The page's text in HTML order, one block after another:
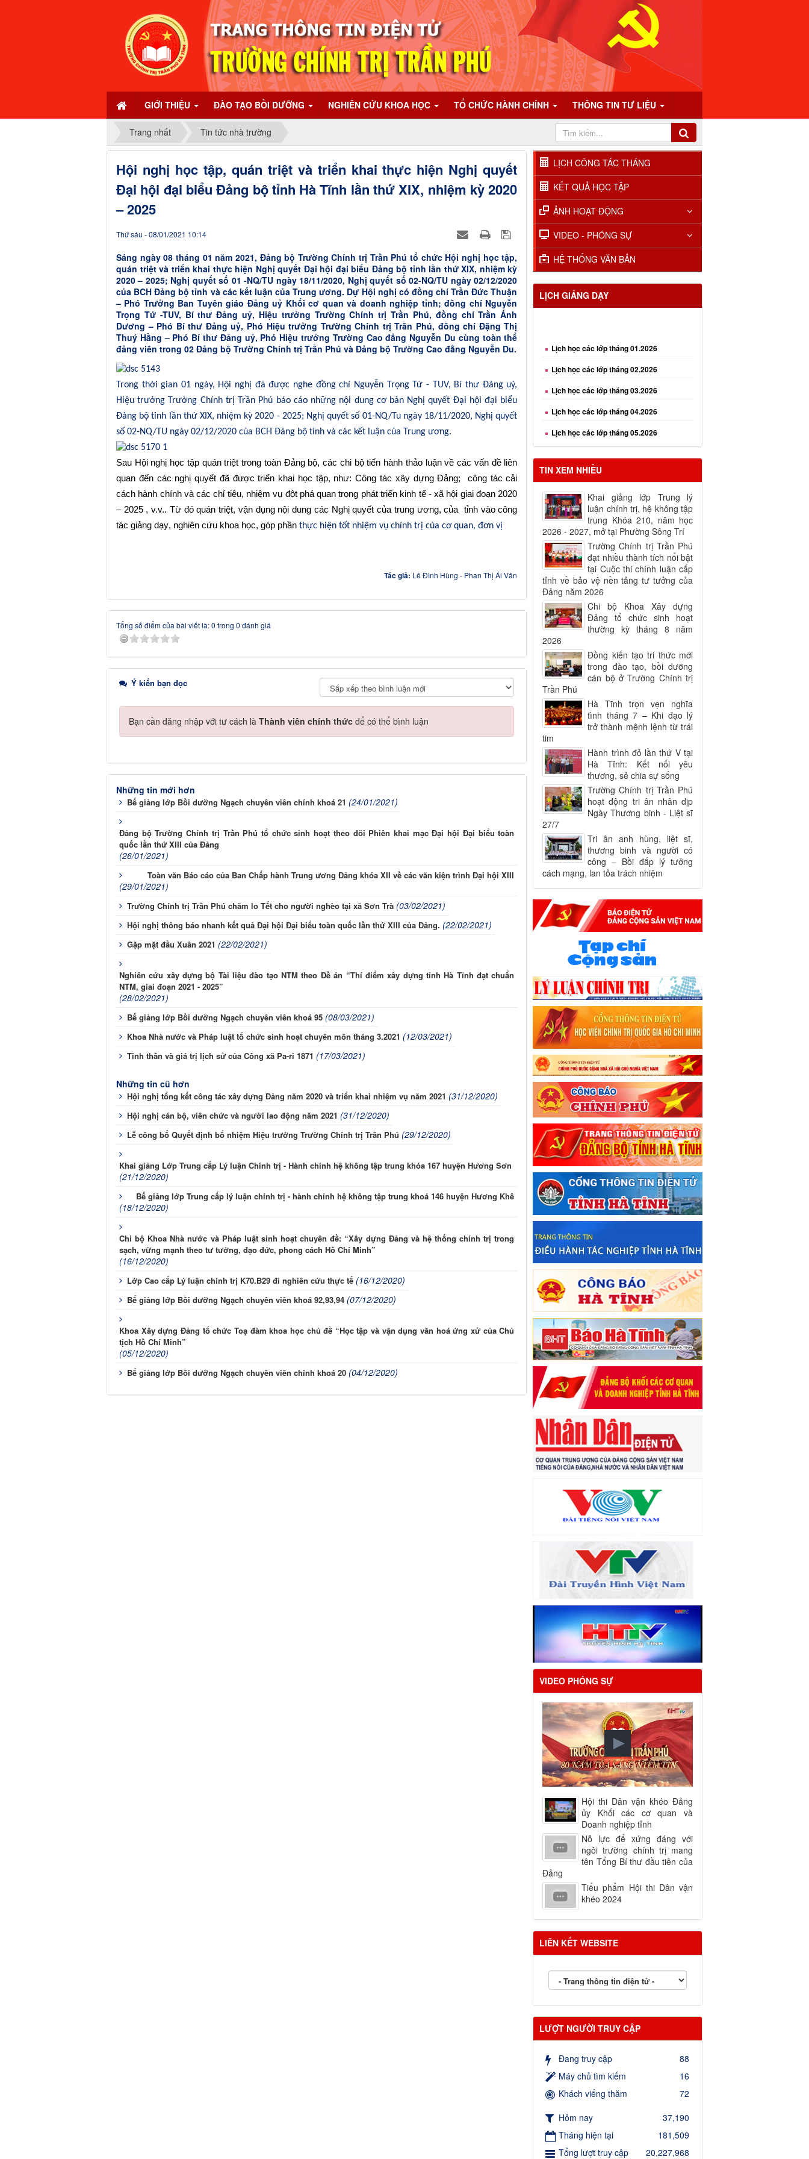
GIỚI THIỆU ĐÀO TẠO BỒI DƯỠNG NGHIÊN CỨU KHOA HỌC TỔ CHỨC HÀNH CHÍNH THÔNG TIN TƯ LIỆU
Trang nhất Tin tức nhà trường
Hội nghị học tập, quán triệt và triển khai thực hiện Nghị quyết
Đại hội đại biểu Đảng bộ tỉnh Hà Tĩnh lần thứ XIX, nhiệm kỳ 2020
– 2025
Thứ sáu - 08/01/2021 10:14
Sáng ngày 08 tháng 01 năm 2021, Đảng bộ Trường Chính trị Trần Phú tổ chức Hội nghị học tập,
quán triệt và triển khai thực hiện Nghị quyết Đại hội đại biểu Đảng bộ tỉnh lần thứ XIX, nhiệm kỳ
2020 – 2025; Nghị quyết số 01 -NQ/TU ngày 18/11/2020, Nghị quyết số 02-NQ/TU ngày 02/12/2020
của BCH Đảng bộ tỉnh và các kết luận của Trung ương. Dự Hội nghị có đồng chí Trần Đức Thuận
– Phó Trưởng Ban Tuyên giáo Đảng uỷ Khối cơ quan và doanh nghiệp tỉnh; đồng chí Nguyễn
Trọng Tứ -TUV, Bí thư Đảng uỷ, Hiệu trưởng Trường Chính trị Trần Phú, đồng chí Trần Ánh
Dương – Phó Bí thư Đảng uỷ, Phó Hiệu trưởng Trường Chính trị Trần Phú, đồng chí Đặng Thị
Thuý Hằng – Phó Bí thư Đảng uỷ, Phó Hiệu trưởng Trường Cao đẳng Nguyễn Du cùng toàn thể
đảng viên trong 02 Đảng bộ Trường Chính trị Trần Phú và Đảng bộ Trường Cao đẳng Nguyễn Du.
Trong thời gian 01 ngày, Hội nghị đã được nghe đồng chí Nguyễn Trọng Tứ - TUV, Bí thư Đảng uỷ,
Hiệu trưởng Trường Chính trị Trần Phú báo cáo những nội dung cơ bản Nghị quyết Đại hội đại biểu
Đảng bộ tỉnh lần thứ XIX, nhiệm kỳ 2020 - 2025; Nghị quyết số 01-NQ/Tu ngày 18/11/2020, Nghị quyết
số 02-NQ/TU ngày 02/12/2020 của BCH Đảng bộ tỉnh và các kết luận của Trung ương.
Sau Hội nghị học tập quán triệt trong toànĐảng bộ, các chi bộ tiến hành thảo luận về các vấn đề liên
quan đến các nghị quyết đã được triển khai học tập, như: Công tác xây dựng Đảng; công tác cải
cách hành chính và các chỉ tiêu, nhiệm vụ đột phá quan trọng phát triển kinh tế - xã hội giai đoạn 2020
– 2025 , v.v.. Từ đó quán triệt, vận dụng nội dung các Nghị quyết của trung ương, của
tỉnh vào công
tác giảng dạy, nghiên cứu khoa học, góp phần thực hiện tốt nhiệm vụ chính trị của cơ quan, đơn vị
Tác giả: Lê Đình Hùng - Phan Thị Ái Vân
Tổng số điểm của bài viết là: 0 trong 0 đánh giá
Ý kiến bạn đọc
Bạn cần đăng nhập với tư cách là Thành viên chính thức để có thể bình luận
Những tin mới hơn
Bế giảng lớp Bồi dưỡng Ngạch chuyên viên chính khoá 21 (24/01/2021)
Đảng bộ Trường Chính trị Trần Phú tổ chức sinh hoạt theo dõi Phiên khai mạc Đại hội Đại biểu toàn
quốc lần thứ XIII của Đảng
(26/01/2021)
Toàn văn Báo cáo của Ban Chấp hành Trung ương Đảng khóa XII về các văn kiện trình Đại hội XIII
(29/01/2021)
Trường Chính trị Trần Phú chăm lo Tết cho người nghèo tại xã Sơn Trà (03/02/2021)
Hội nghị thông báo nhanh kết quả Đại hội Đại biểu toàn quốc lần thứ XIII của Đảng. (22/02/2021)
Gặp mặt đầu Xuân 2021 (22/02/2021)
Nghiên cứu xây dựng bộ Tài liệu đào tạo NTM theo Đề án “Thí điểm xây dựng tỉnh Hà Tĩnh đạt chuẩn
NTM, giai đoạn 2021 - 2025”
(28/02/2021)
Bế giảng lớp Bồi dưỡng Ngạch chuyên viên khoá 95 (08/03/2021)
Khoa Nhà nước và Pháp luật tổ chức sinh hoạt chuyên môn tháng 3.2021 (12/03/2021)
Tinh thần và giá trị lịch sử của Công xã Pa-ri 1871 (17/03/2021)
Những tin cũ hơn
Hội nghị tổng kết công tác xây dựng Đảng năm 2020 và triển khai nhiệm vụ năm 2021 (31/12/2020)
Hội nghị cán bộ, viên chức và người lao động năm 2021 (31/12/2020)
Lễ công bố Quyết định bổ nhiệm Hiệu trưởng Trường Chính trị Trần Phú (29/12/2020)
Khai giảng Lớp Trung cấp Lý luận Chính trị - Hành chính hệ không tập trung khóa 167 huyện Hương Sơn
(21/12/2020)
Bế giảng lớp Trung cấp lý luận chính trị - hành chính hệ không tập trung khoá 146 huyện Hương Khê
(18/12/2020)
Chi bộ Khoa Nhà nước và Pháp luật sinh hoạt chuyên đề: “Xây dựng Đảng và hệ thống chính trị trong
sạch, vững mạnh theo tư tưởng, đạo đức, phong cách Hồ Chí Minh”
(16/12/2020)
Lớp Cao cấp Lý luận chính trị K70.B29 đi nghiên cứu thực tế (16/12/2020)
Bế giảng lớp Bồi dưỡng Ngạch chuyên viên khoá 92,93,94 (07/12/2020)
Khoa Xây dựng Đảng tổ chức Toạ đàm khoa học chủ đề “Học tập và vận dụng văn hoá ứng xử của Chủ
tịch Hồ Chí Minh”
(05/12/2020)
Bế giảng lớp Bồi dưỡng Ngạch chuyên viên chính khoá 20 (04/12/2020)
LỊCH CÔNG TÁC THÁNG
KẾT QUẢ HỌC TẬP
ẢNH HOẠT ĐỘNG
VIDEO - PHÓNG SỰ
HỆ THỐNG VĂN BẢN
LỊCH GIẢNG DẠY
Lịch học các lớp tháng 02.2026
Lịch học các lớp tháng 03.2026
Lịch học các lớp tháng 04.2026
Lịch học các lớp tháng 05.2026
Lịch học các lớp tháng 06.2026
Lịch học các lớp tháng 08.2026
TIN XEM NHIỀU
Khai giảng lớp Trung lý
luận chính trị, hệ không tập
trung Khóa 210, năm học
2026 - 2027, mở tại Phường Sông Trí
Trường Chính trị Trần Phú
đạt nhiều thành tích nổi bật
tại Cuộc thi chính luận cấp
tỉnh về bảo vệ nền tảng tư tưởng của
Đảng năm 2026
Chi bộ Khoa Xây dựng
Đảng tổ chức sinh hoạt
thường kỳ tháng 8 năm
2026
Đồng kiến tạo tri thức mới
trong đào tạo, bồi dưỡng
cán bộ ở Trường Chính trị
Trần Phú
Hà Tĩnh trọn vẹn nghĩa
tình tháng 7 – Khi đạo lý
trở thành mệnh lệnh từ trái
tim
Hành trình đỏ lần thứ V tại
Hà Tĩnh: Kết nối yêu
thương, sẻ chia sự sống
Trường Chính trị Trần Phú
hoạt động tri ân nhân dịp
Ngày Thương binh - Liệt sĩ
27/7
Tri ân anh hùng, liệt sĩ,
thương binh và người có
công – Bồi đắp lý tưởng
cách mạng, lan tỏa trách nhiệm
VIDEO PHÓNG SỰ
Hội thi Dân vận khéo Đảng
ủy Khối các cơ quan và
Doanh nghiệp tỉnh
Nỗ lực để xứng đáng với
ngôi trường chính trị mang
tên Tổng Bí thư đầu tiên của
Đảng
Tiểu phẩm Hội thi Dân vận
khéo 2024
LIÊN KẾT WEBSITE
LƯỢT NGƯỜI TRUY CẬP
Đang truy cập
88
Máy chủ tìm kiếm
16
Khách viếng thăm
72
Hôm nay
37,190
Tháng hiện tại
181,509
Tổng lượt truy cập
20,227,968